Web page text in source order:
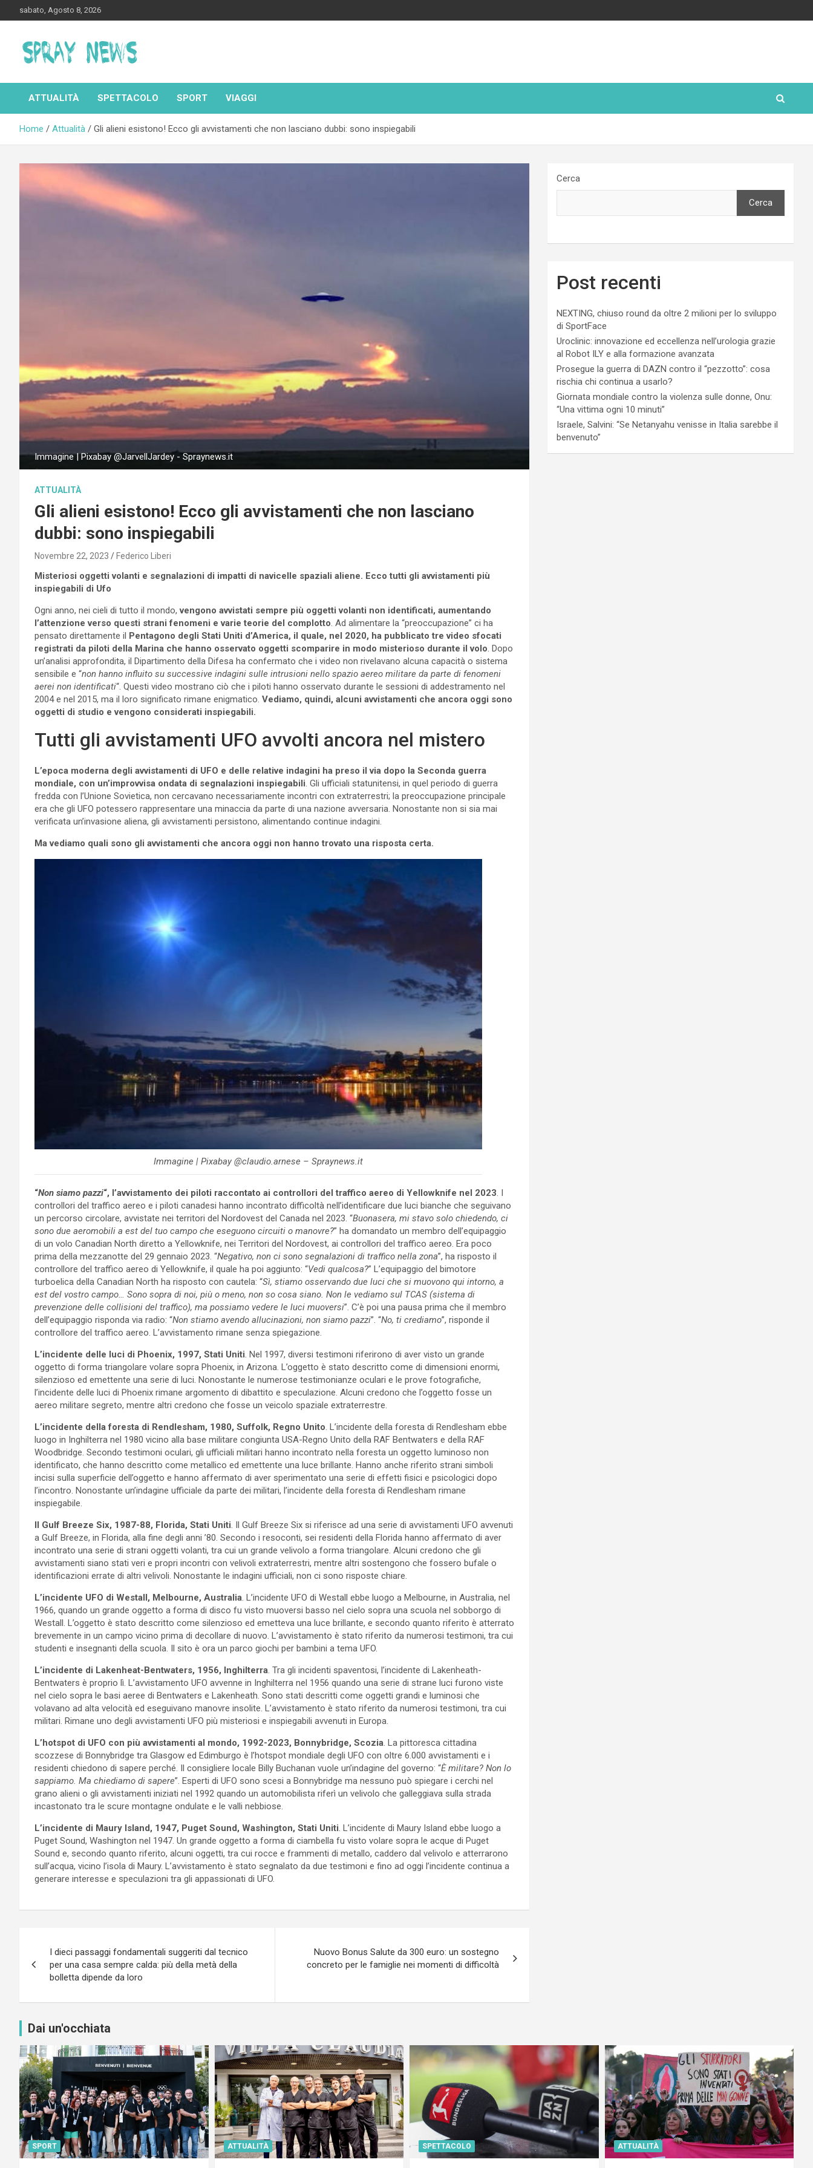
to
sabato, Agosto 8, 2026
Spraynews.it
ATTUALITÀ SPETTACOLO SPORT VIAGGI
Home Attualità Gli alieni esistono! Ecco gli avvistamenti che non lasciano dubbi: sono inspiegabili
Immagine | Pixabay @JarvellJardey - Spraynews.it
ATTUALITÀ
Gli alieni esistono! Ecco gli avvistamenti che non lasciano
dubbi: sono inspiegabili
Novembre 22, 2023 Federico Liberi
Misteriosi oggetti volanti e segnalazioni di impatti di navicelle spaziali aliene. Ecco tutti gli avvistamenti più
inspiegabili di Ufo
Ogni anno, nei cieli di tutto il mondo,vengono avvistati sempre più oggetti volanti non identificati, aumentando
l’attenzione verso questi strani fenomeni e varie teorie del complotto . Ad alimentare la “preoccupazione” ci ha
pensato direttamente il Pentagono degli Stati Uniti d’America, il quale, nel 2020, ha pubblicato tre video sfocati
registrati da piloti della Marina che hanno osservato oggetti scomparire in modo misterioso durante il volo . Dopo
un’analisi approfondita, il Dipartimento della Difesa ha confermato che i video non rivelavano alcuna capacità o sistema
sensibile e “non hanno influito su successive indagini sulle intrusioni nello spazio aereo militare da parte di fenomeni
aerei non identificati“. Questi video mostrano ciò che i piloti hanno osservato durante le sessioni di addestramento nel
2004 e nel 2015, ma il loro significato rimane enigmatico. Vediamo, quindi, alcuni avvistamenti che ancora oggi sono
oggetti di studio e vengono considerati inspiegabili.
Tutti gli avvistamenti UFO avvolti ancora nel mistero
L’epoca moderna degli avvistamenti di UFO e delle relative indagini ha preso il via dopo la Seconda guerra
mondiale, con un’improvvisa ondata di segnalazioni inspiegabili . Gli ufficiali statunitensi, in quel periodo di guerra
fredda con l’Unione Sovietica, non cercavano necessariamente incontri con extraterrestri; la preoccupazione principale
era che gli UFO potessero rappresentare una minaccia da parte di una nazione avversaria. Nonostante non si sia mai
verificata un’invasione aliena, gli avvistamenti persistono, alimentando continue indagini.
Ma vediamo quali sono gli avvistamenti che ancora oggi non hanno trovato una risposta certa.
Immagine | Pixabay @claudio.arnese – Spraynews.it
“Non siamo pazzi“, l’avvistamento dei piloti raccontato ai controllori del traffico aereo di Yellowknife nel 2023 . I
controllori del traffico aereo e i piloti canadesi hanno incontrato difficoltà nell’identificare due luci bianche che seguivano
un percorso circolare, avvistate nei territori del Nordovest del Canada nel 2023. “Buonasera, mi stavo solo chiedendo, ci
sono due aeromobili a est del tuo campo che eseguono circuiti o manovre?” ha domandato un membro dell’equipaggio
di un volo Canadian North diretto a Yellowknife, nei Territori del Nordovest, ai controllori del traffico aereo. Era poco
prima della mezzanotte del 29 gennaio 2023. “Negativo, non ci sono segnalazioni di traffico nella zona”, ha risposto il
controllore del traffico aereo di Yellowknife, il quale ha poi aggiunto: “Vedi qualcosa?” L’equipaggio del bimotore
turboelica della Canadian North ha risposto con cautela: “Sì, stiamo osservando due luci che si muovono qui intorno, a
est del vostro campo… Sono sopra di noi, più o meno, non so cosa siano. Non le vediamo sul TCAS (sistema di
prevenzione delle collisioni del traffico), ma possiamo vedere le luci muoversi”. C’è poi una pausa prima che il membro
dell’equipaggio risponda via radio: “Non stiamo avendo allucinazioni, non siamo pazzi”. “No, ti crediamo”, risponde il
controllore del traffico aereo. L’avvistamento rimane senza spiegazione.
L’incidente delle luci di Phoenix, 1997, Stati Uniti . Nel 1997, diversi testimoni riferirono di aver visto un grande
oggetto di forma triangolare volare sopra Phoenix, in Arizona. L’oggetto è stato descritto come di dimensioni enormi,
silenzioso ed emettente una serie di luci. Nonostante le numerose testimonianze oculari e le prove fotografiche,
l’incidente delle luci di Phoenix rimane argomento di dibattito e speculazione. Alcuni credono che l’oggetto fosse un
aereo militare segreto, mentre altri credono che fosse un veicolo spaziale extraterrestre.
L’incidente della foresta di Rendlesham, 1980, Suffolk, Regno Unito . L’incidente della foresta di Rendlesham ebbe
luogo in Inghilterra nel 1980 vicino alla base militare congiunta USA-Regno Unito della RAF Bentwaters e della RAF
Woodbridge. Secondo testimoni oculari, gli ufficiali militari hanno incontrato nella foresta un oggetto luminoso non
identificato, che hanno descritto come metallico ed emettente una luce brillante. Hanno anche riferito strani simboli
incisi sulla superficie dell’oggetto e hanno affermato di aver sperimentato una serie di effetti fisici e psicologici dopo
l’incontro. Nonostante un’indagine ufficiale da parte dei militari, l’incidente della foresta di Rendlesham rimane
inspiegabile.
Il Gulf Breeze Six, 1987-88, Florida, Stati Uniti . Il Gulf Breeze Six si riferisce ad una serie di avvistamenti UFO avvenuti
a Gulf Breeze, in Florida, alla fine degli anni ’80. Secondo i resoconti, sei residenti della Florida hanno affermato di aver
incontrato una serie di strani oggetti volanti, tra cui un grande velivolo a forma triangolare. Alcuni credono che gli
avvistamenti siano stati veri e propri incontri con velivoli extraterrestri, mentre altri sostengono che fossero bufale o
identificazioni errate di altri velivoli. Nonostante le indagini ufficiali, non ci sono risposte chiare.
L’incidente UFO di Westall, Melbourne, Australia . L’incidente UFO di Westall ebbe luogo a Melbourne, in Australia, nel
1966, quando un grande oggetto a forma di disco fu visto muoversi basso nel cielo sopra una scuola nel sobborgo di
Westall. L’oggetto è stato descritto come silenzioso ed emetteva una luce brillante, e secondo quanto riferito è atterrato
brevemente in un campo vicino prima di decollare di nuovo. L’avvistamento è stato riferito da numerosi testimoni, tra cui
studenti e insegnanti della scuola. Il sito è ora un parco giochi per bambini a tema UFO.
L’incidente di Lakenheat-Bentwaters, 1956, Inghilterra . Tra gli incidenti spaventosi, l’incidente di Lakenheath-
Bentwaters è proprio lì. L’avvistamento UFO avvenne in Inghilterra nel 1956 quando una serie di strane luci furono viste
nel cielo sopra le basi aeree di Bentwaters e Lakenheath. Sono stati descritti come oggetti grandi e luminosi che
volavano ad alta velocità ed eseguivano manovre insolite. L’avvistamento è stato riferito da numerosi testimoni, tra cui
militari. Rimane uno degli avvistamenti UFO più misteriosi e inspiegabili avvenuti in Europa.
L’hotspot di UFO con più avvistamenti al mondo, 1992-2023, Bonnybridge, Scozia . La pittoresca cittadina
scozzese di Bonnybridge tra Glasgow ed Edimburgo è l’hotspot mondiale degli UFO con oltre 6.000 avvistamenti e i
residenti chiedono di sapere perché. Il consigliere locale Billy Buchanan vuole un’indagine del governo: “È militare? Non lo
sappiamo. Ma chiediamo di sapere”. Esperti di UFO sono scesi a Bonnybridge ma nessuno può spiegare i cerchi nel
grano alieni o gli avvistamenti iniziati nel 1992 quando un automobilista riferì un velivolo che galleggiava sulla strada
incastonato tra le scure montagne ondulate e le valli nebbiose.
L’incidente di Maury Island, 1947, Puget Sound, Washington, Stati Uniti . L’incidente di Maury Island ebbe luogo a
Puget Sound, Washington nel 1947. Un grande oggetto a forma di ciambella fu visto volare sopra le acque di Puget
Sound e, secondo quanto riferito, alcuni oggetti, tra cui rocce e frammenti di metallo, caddero dal velivolo e atterrarono
sull’acqua, vicino l’isola di Maury. L’avvistamento è stato segnalato da due testimoni e fino ad oggi l’incidente continua a
generare interesse e speculazioni tra gli appassionati di UFO.
articoli
I dieci passaggi fondamentali suggeriti dal tecnico
per una casa sempre calda: più della metà della
bolletta dipende da loro
Nuovo Bonus Salute da 300 euro: un sostegno
concreto per le famiglie nei momenti di difficoltà
Cerca
Cerca
Post recenti
NEXTING, chiuso round da oltre 2 milioni per lo sviluppo
di SportFace
Uroclinic: innovazione ed eccellenza nell’urologia grazie
al Robot ILY e alla formazione avanzata
Prosegue la guerra di DAZN contro il “pezzotto”: cosa
rischia chi continua a usarlo?
Giornata mondiale contro la violenza sulle donne, Onu:
“Una vittima ogni 10 minuti”
Israele, Salvini: “Se Netanyahu venisse in Italia sarebbe il
benvenuto”
Dai un'occhiata
SPORT ATTUALITÀ SPETTACOLO ATTUALITÀ